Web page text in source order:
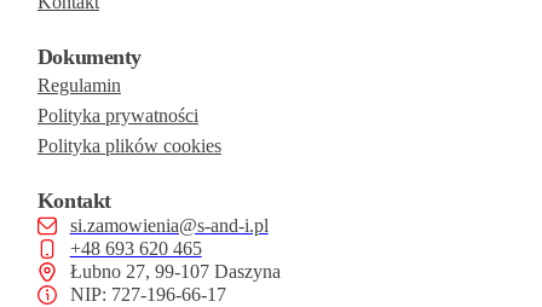
Dokumenty
Regulamin
Polityka prywatności
Polityka plików cookies
Kontakt
si.zamowienia@s-and-i.pl
+48 693 620 465
Łubno 27, 99-107 Daszyna
NIP: 727-196-66-17